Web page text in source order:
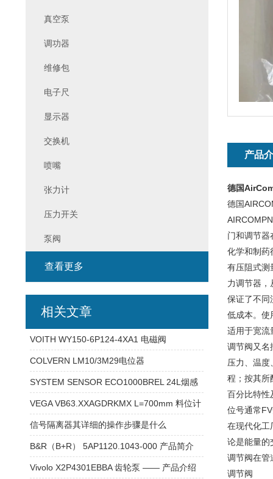
产品
德国
德国
门和调节器
化学和制药
有压阻式测
力调节器
保证了不同
低成本。使
适用于宽流
调节阀又名
压力、温度
程；按其所
百分比特性
位号通常
在现代化工
论是能量的
调节阀在管
调节阀
真空泵
调功器
维修包
电子尺
显示器
交换机
喷嘴
张力计
压力开关
泵阀
查看更多
相关文章
VOITH WY150-6P124-4XA1 电磁阀
COLVERN LM10/3M29电位器
SYSTEM SENSOR ECO1000BREL 24L烟感
VEGA VB63.XXAGDRKMX L=700mm 料位计
信号隔离器其详细的操作步骤是什么
B&R（B+R） 5AP1120.1043-000 产品简介
Vivolo X2P4301EBBA 齿轮泵 —— 产品介绍